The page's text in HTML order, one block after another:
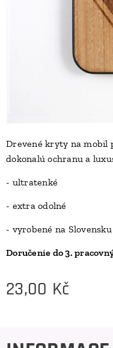
Drevené kryty na mobil
dokonalú ochranu a
- ultratenké
- extra odolné
- vyrobené na Slovensku
Doručenie do 3.
23,00 Kč